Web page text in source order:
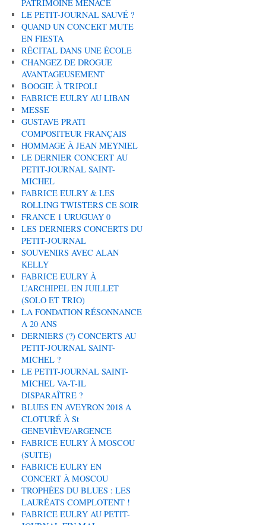
PATRIMOINE MENACÉ
LE PETIT-JOURNAL SAUVÉ ?
QUAND UN CONCERT MUTE
EN FIESTA
RÉCITAL DANS UNE ÉCOLE
CHANGEZ DE DROGUE
AVANTAGEUSEMENT
BOOGIE À TRIPOLI
FABRICE EULRY AU LIBAN
MESSE
GUSTAVE PRATI
COMPOSITEUR FRANÇAIS
HOMMAGE À JEAN MEYNIEL
LE DERNIER CONCERT AU
PETIT-JOURNAL SAINT-
MICHEL
FABRICE EULRY & LES
ROLLING TWISTERS CE SOIR
FRANCE 1 URUGUAY 0
LES DERNIERS CONCERTS DU
PETIT-JOURNAL
SOUVENIRS AVEC ALAN
KELLY
FABRICE EULRY À
L’ARCHIPEL EN JUILLET
(SOLO ET TRIO)
LA FONDATION RÉSONNANCE
A 20 ANS
DERNIERS (?) CONCERTS AU
PETIT-JOURNAL SAINT-
MICHEL ?
LE PETIT-JOURNAL SAINT-
MICHEL VA-T-IL
DISPARAÎTRE ?
BLUES EN AVEYRON 2018 A
CLOTURÉ À St
GENEVIÈVE/ARGENCE
FABRICE EULRY À MOSCOU
(SUITE)
FABRICE EULRY EN
CONCERT À MOSCOU
TROPHÉES DU BLUES : LES
LAURÉATS COMPLOTENT !
FABRICE EULRY AU PETIT-